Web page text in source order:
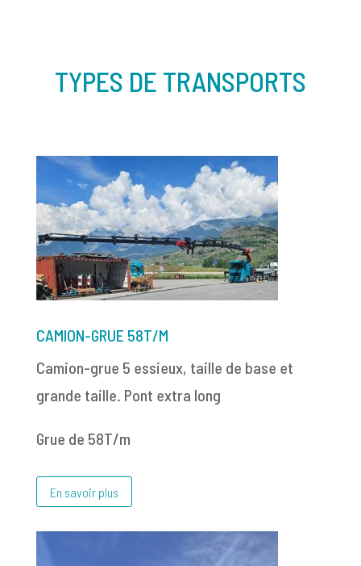
TYPES DE TRANSPORTS
CAMION-GRUE 58T/M
Camion-grue 5 essieux, taille de base et
grande taille. Pont extra long
Grue de 58T/m
En savoir plus